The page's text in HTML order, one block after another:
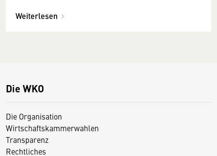
Weiterlesen
Die WKO
Die Organisation
Wirtschaftskammerwahlen
Transparenz
Rechtliches